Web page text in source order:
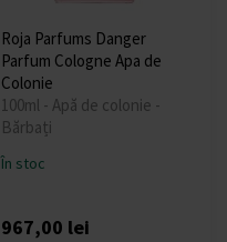
Roja Parfums Danger
Parfum Cologne Apa de
Colonie
100ml - Apă de colonie -
Bărbați
În stoc
967,00 lei